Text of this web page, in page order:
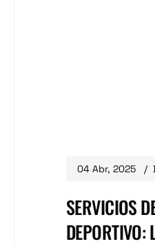
04 Abr, 2025
SERVICIOS
DEPORTIVO: